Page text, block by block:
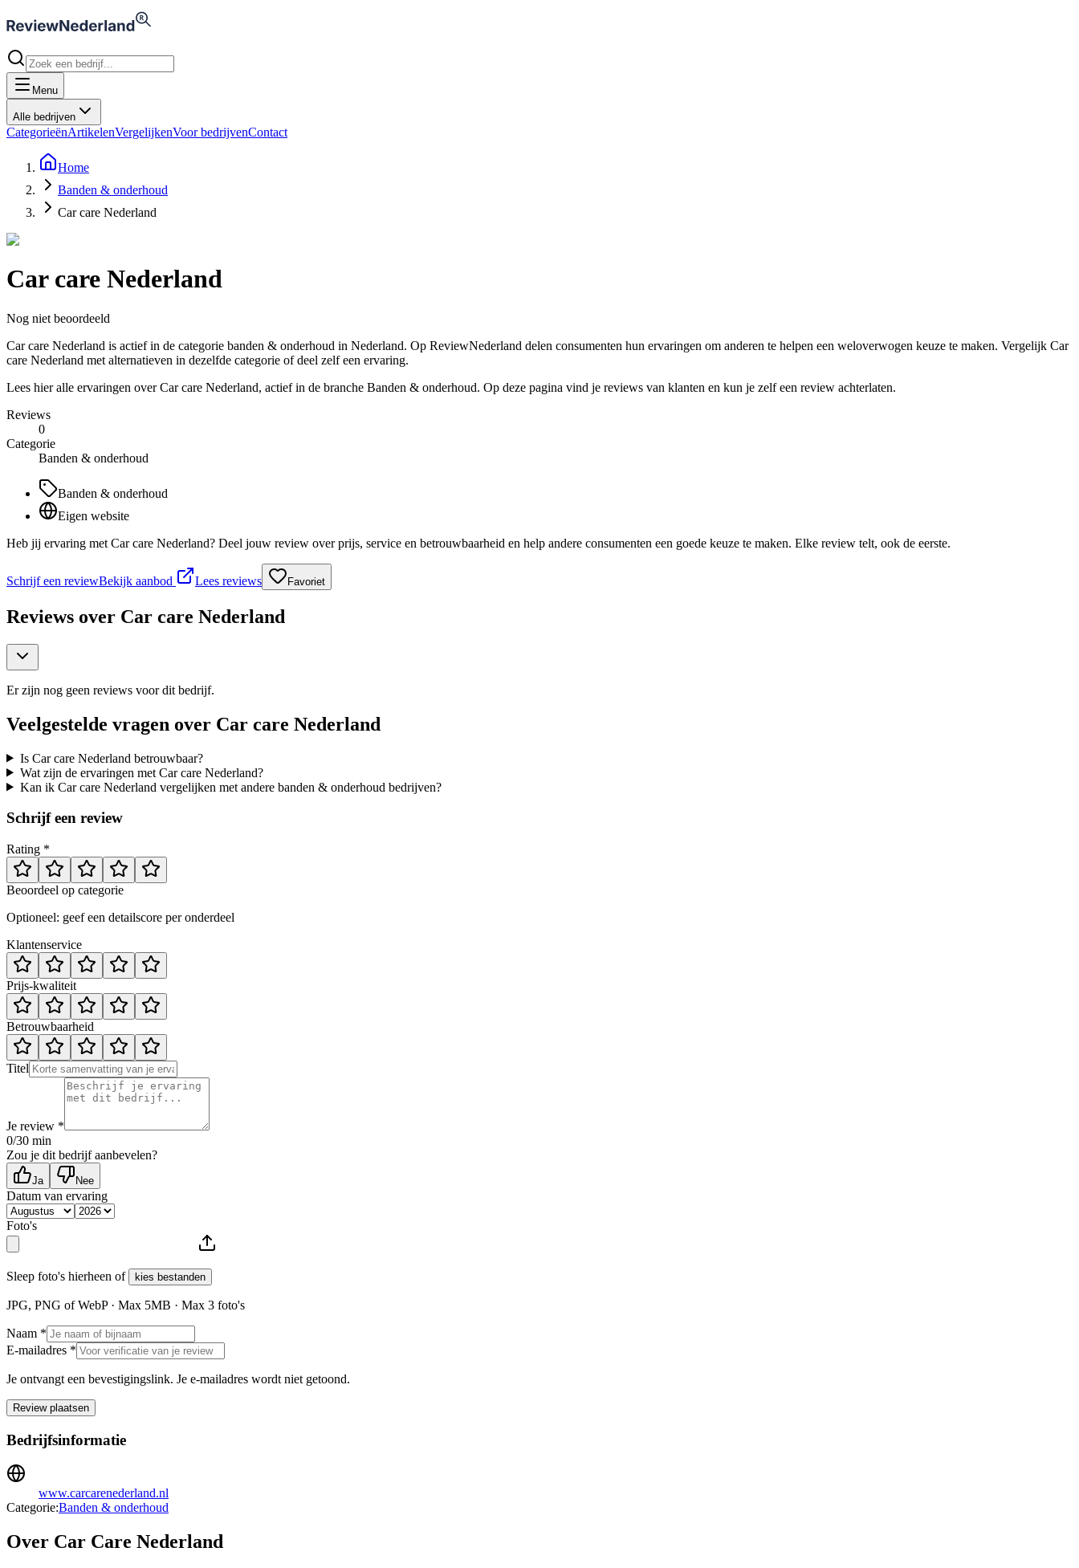
Menu
Alle bedrijven
CategorieënArtikelenVergelijkenVoor bedrijvenContact
Home
Banden & onderhoud
Car care Nederland
Car care Nederland
Nog niet beoordeeld
Car care Nederland is actief in de categorie banden & onderhoud in Nederland. Op ReviewNederland delen consumenten hun ervaringen om anderen te helpen een weloverwogen keuze te maken. Vergelijk Car
care Nederland met alternatieven in dezelfde categorie of deel zelf een ervaring.
Lees hier alle ervaringen over Car care Nederland, actief in de branche Banden & onderhoud. Op deze pagina vind je reviews van klanten en kun je zelf een review achterlaten.
Reviews
0
Categorie
Banden & onderhoud
Banden & onderhoud
Eigen website
Heb jij ervaring met Car care Nederland? Deel jouw review over prijs, service en betrouwbaarheid en help andere consumenten een goede keuze te maken. Elke review telt, ook de eerste.
Schrijf een reviewBekijk aanbod Lees reviews Favoriet
Reviews over Car care Nederland
Er zijn nog geen reviews voor dit bedrijf.
Veelgestelde vragen over Car care Nederland
Is Car care Nederland betrouwbaar?
Wat zijn de ervaringen met Car care Nederland?
Kan ik Car care Nederland vergelijken met andere banden & onderhoud bedrijven?
Schrijf een review
Rating *
Beoordeel op categorie
Optioneel: geef een detailscore per onderdeel
Klantenservice
Prijs-kwaliteit
Betrouwbaarheid
Titel
Je review *
0/30 min
Zou je dit bedrijf aanbevelen?
Ja Nee
Datum van ervaring
Foto's
Sleep foto's hierheen of kies bestanden
JPG, PNG of WebP · Max 5MB · Max 3 foto's
Naam *
E-mailadres *
Je ontvangt een bevestigingslink. Je e-mailadres wordt niet getoond.
Review plaatsen
Bedrijfsinformatie
www.carcarenederland.nl
Categorie:Banden & onderhoud
Over Car Care Nederland